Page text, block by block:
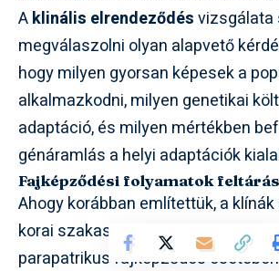
Aklinális elrendeződésvizsgálata
megválaszolni olyan alapvető
hogy milyen gyorsan képesek a
alkalmazkodni, milyen genetikai
adaptáció, és milyen mértékben
génáramlás a helyi adaptációk
Fajképződési folyamatok
Ahogy korábban említettük, a
korai szakaszait tükrözhetik,
parapatrikus fajképződés